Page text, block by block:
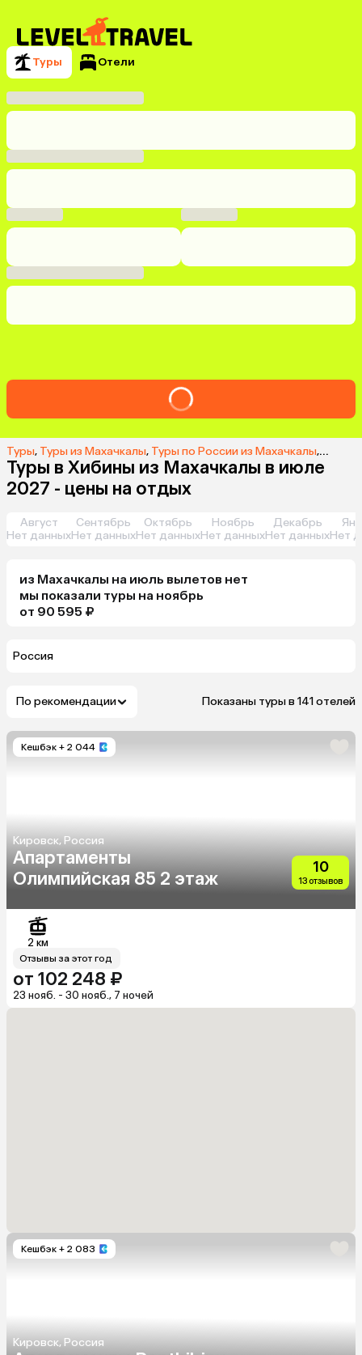
Туры Отели
Туры, Туры из Махачкалы, Туры по России из Махачкалы, Туры
Туры в Хибины из Махачкалы в июле
2027 - цены на отдых
Август
Нет данных
Сентябрь
Нет данных
Октябрь
Нет данных
Ноябрь
Нет данных
Декабрь
Нет данныхНет
из Махачкалы на июль вылетов нет
мы показали туры на ноябрь
от 90 595 ₽
Россия
По рекомендации Показаны туры в 141 отелей
Кешбэк + 2 044
Кировск, Россия
Апартаменты
Олимпийская 85 2 этаж
10
13 отзывов
2 км
Отзывы за этот год
от 102 248 ₽
23 нояб. - 30 нояб., 7 ночей
Кешбэк + 2 083
Кировск, Россия